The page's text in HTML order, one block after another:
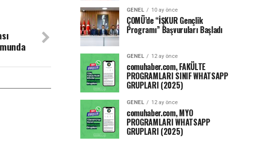
GENEL 10 ay önce
ÇOMÜ’de “İŞKUR Gençlik
Programı” Başvuruları Başladı
GENEL 12 ay önce
comuhaber.com, FAKÜLTE
PROGRAMLARI SINIF WHATSAPP
GRUPLARI (2025)
GENEL 12 ay önce
comuhaber.com, MYO
PROGRAMLARI WHATSAPP
GRUPLARI (2025)